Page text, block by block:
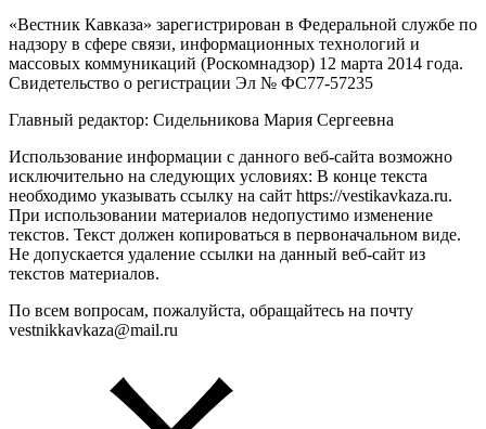
«Вестник Кавказа» зарегистрирован в Федеральной службе по
надзору в сфере связи, информационных технологий и
массовых коммуникаций (Роскомнадзор) 12 марта 2014 года.
Свидетельство о регистрации Эл № ФС77-57235
Главный редактор: Сидельникова Мария Сергеевна
Использование информации с данного веб-сайта возможно
исключительно на следующих условиях: В конце текста
необходимо указывать ссылку на сайт https://vestikavkaza.ru.
При использовании материалов недопустимо изменение
текстов. Текст должен копироваться в первоначальном виде.
Не допускается удаление ссылки на данный веб-сайт из
текстов материалов.
По всем вопросам, пожалуйста, обращайтесь на почту
vestnikkavkaza@mail.ru